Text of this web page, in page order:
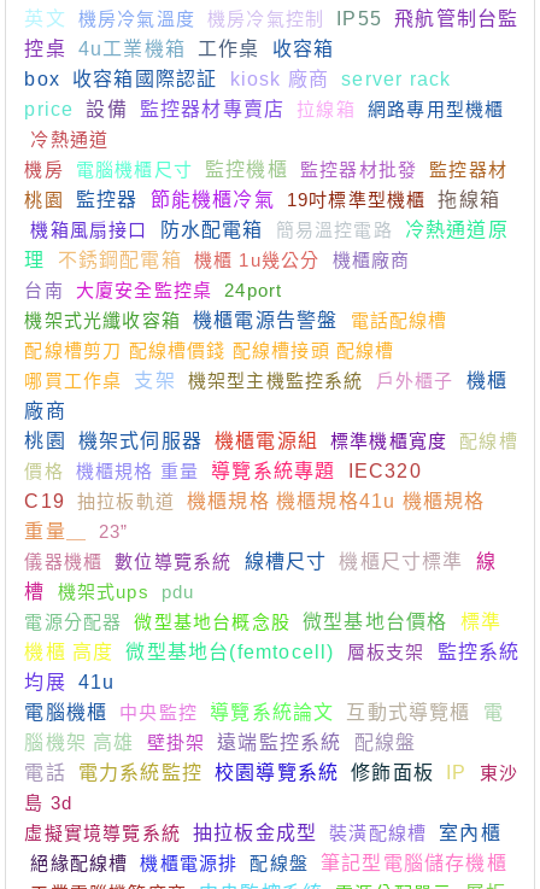
英文
機房冷氣溫度 機房冷氣控制 IP55
飛航管制台監
控桌
4u工業機箱 工作桌
收容箱
box
收容箱國際認証 kiosk 廠商
server rack
price
設備 監控器材專賣店 拉線箱
網路專用型機櫃
冷熱通道
機房
電腦機櫃尺寸 監控機櫃 監控器材批發
監控器材
桃園
監控器 節能機櫃冷氣 19吋標準型機櫃
拖線箱
機箱風扇接口
防水配電箱 簡易溫控電路
冷熱通道原
理
不銹鋼配電箱 機櫃 1u幾公分
機櫃廠商
台南
大廈安全監控桌
24port
機架式光纖收容箱
機櫃電源告警盤
電話配線槽
配線槽剪刀 配線槽價錢 配線槽接頭 配線槽
哪買工作桌
支架 機架型主機監控系統 戶外櫃子
機櫃
廠商
桃園
機架式伺服器 機櫃電源組 標準機櫃寬度
配線槽
價格
機櫃規格 重量 導覽系統專題
IEC320
C19
抽拉板軌道
機櫃規格 機櫃規格41u 機櫃規格
重量＿
23”
儀器機櫃
數位導覽系統 線槽尺寸 機櫃尺寸標準
線
槽
機架式ups
pdu
電源分配器
微型基地台概念股 微型基地台價格
標準
機櫃 高度
微型基地台(femtocell) 層板支架
監控系統
均展
41u
電腦機櫃
中央監控 導覽系統論文 互動式導覽櫃
電
腦機架 高雄
壁掛架 遠端監控系統
配線盤
電話
電力系統監控 校園導覽系統 修飾面板 IP
東沙
島 3d
虛擬實境導覽系統
抽拉板金成型 裝潢配線槽
室內櫃
絕緣配線槽
機櫃電源排 配線盤
筆記型電腦儲存機櫃